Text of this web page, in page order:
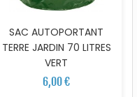
SAC AUTOPORTANT
TERRE JARDIN 70 LITRES
VERT
6,00 €